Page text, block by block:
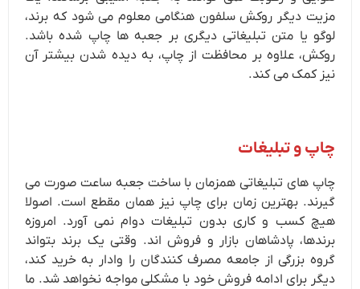
مزیت دیگر روکش سلفون هنگامی معلوم می شود که برند،
لوگو یا متن تبلیغاتی دیگری بر جعبه ها چاپ شده باشد.
روکش، علاوه بر محافظت از چاپ، به دیده شدن بیشتر آن
نیز کمک می کند.
چاپ و تبلیغات
چاپ های تبلیغاتی همزمان با ساخت جعبه ساعت صورت می
گیرند. بهترین زمان برای چاپ نیز همان مقطع است. اصولا
هیچ کسب و کاری بدون تبلیغات دوام نمی آورد. امروزه
برندها، پادشاهان بازار و فروش اند. وقتی یک برند بتواند
گروه بزرگی از جامعه مصرف کنندگان را وادار به خرید کند،
دیگر برای ادامه فروش خود با مشکلی مواجه نخواهد شد. ما